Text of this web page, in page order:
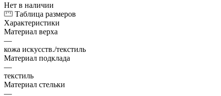
Нет в наличии
Таблица размеров
Характеристики
Материал верха
—
кожа искусств./текстиль
Материал подклада
—
текстиль
Материал стельки
—